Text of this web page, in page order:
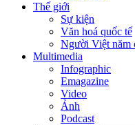
Thế giới
Sự kiện
Văn hoá quốc tế
Người Việt năm
Multimedia
Infographic
Emagazine
Video
Ảnh
Podcast